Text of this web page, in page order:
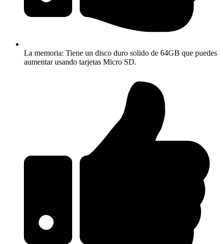
La memoria: Tiene un disco duro solido de 64GB que puedes
aumentar usando tarjetas Micro SD.